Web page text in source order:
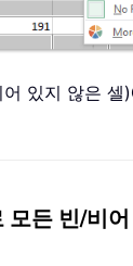
있지 않은 셀
모든 빈/비